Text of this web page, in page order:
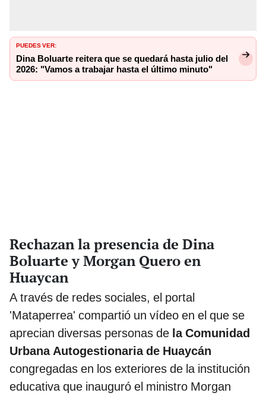
PUEDES VER:
Dina Boluarte reitera que se quedará hasta julio del
2026: "Vamos a trabajar hasta el último minuto"
Rechazan la presencia de Dina
Boluarte y Morgan Quero en
Huaycan
A través de redes sociales, el portal
'Mataperrea' compartió un vídeo en el que se
aprecian diversas personas de la Comunidad
Urbana Autogestionaria de Huaycán
congregadas en los exteriores de la institución
educativa que inauguró el ministro Morgan